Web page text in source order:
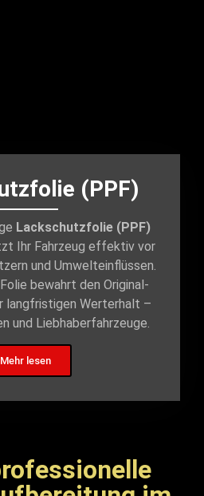
(PPF)
Lackschutzfolie (PPF)
Ihr Fahrzeug effektiv vor
und Umwelteinflüssen.
bewahrt den Original-
langfristigen Werterhalt –
und Liebhaberfahrzeuge.
Mehr lesen